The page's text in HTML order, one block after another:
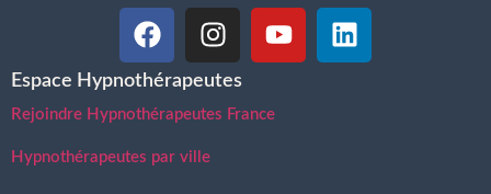
Espace Hypnothérapeutes
Rejoindre Hypnothérapeutes France
Hypnothérapeutes par ville